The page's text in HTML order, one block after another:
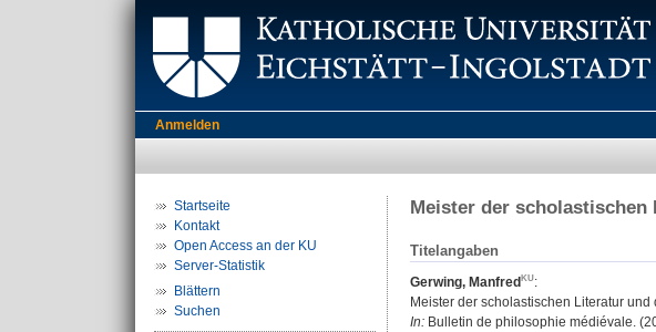
Anmelden
Startseite
Kontakt
Open Access an der KU
Server-Statistik
Blättern
Suchen
Meister der scholastischen
Titelangaben
Gerwing, Manfred
:
Meister der scholastischen Literatur
In: Bulletin de philosophie médiévale.